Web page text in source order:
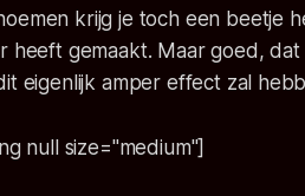
krijg je toch een beetje
heeft gemaakt. Maar goed,
eigenlijk amper effect zal
null size="medium"]